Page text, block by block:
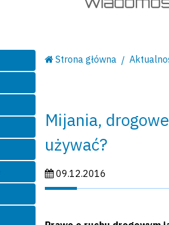
Strona główna
Mijania,
używać?
Data publikacji:
09.12.2016